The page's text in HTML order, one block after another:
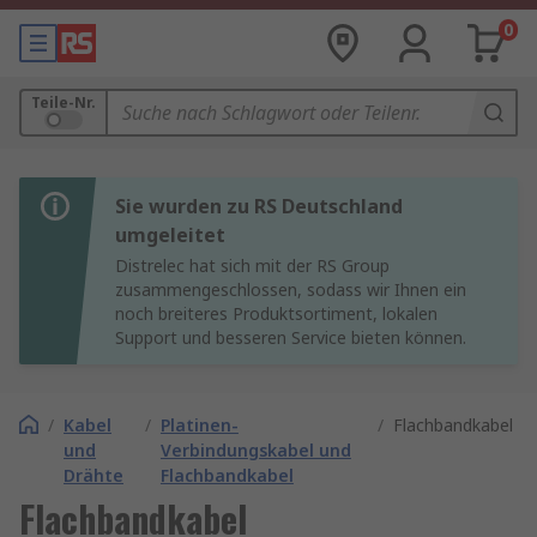
0
Teile-Nr.
Sie wurden zu RS Deutschland
umgeleitet
Distrelec hat sich mit der RS Group
zusammengeschlossen, sodass wir Ihnen ein
noch breiteres Produktsortiment, lokalen
Support und besseren Service bieten können.
/ Kabel
und
Drähte
/ Platinen-
Verbindungskabel und
Flachbandkabel
/ Flachbandkabel
Flachbandkabel